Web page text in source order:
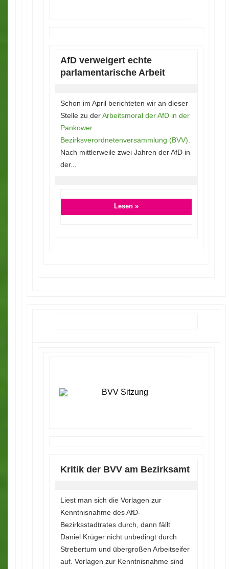
AfD verweigert echte
parlamentarische Arbeit
Schon im April berichteten wir an dieser
Stelle zu derArbeitsmoral der AfD in der
Pankower
Bezirksverordnetenversammlung (BVV)
Nach mittlerweile zwei Jahren der AfD in
der...
Lesen »
Kritik der BVV am Bezirksamt
Liest man sich die Vorlagen zur
Kenntnisnahme des AfD-
Bezirksstadtrates durch, dann fällt
Daniel Krüger nicht unbedingt durch
Strebertum und übergroßen Arbeitseifer
auf. Vorlagen zur Kenntnisnahme sind